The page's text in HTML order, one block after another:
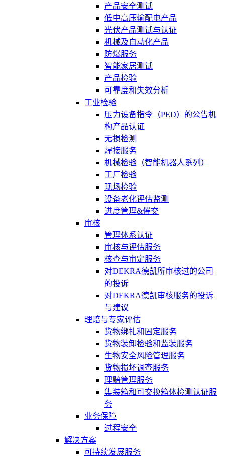
产品安全测试
低中高压输配电产品
光伏产品测试与认证
机械及自动化产品
防爆服务
智能家居测试
产品检验
可靠度和失效分析
工业检验
压力设备指令（PED）的公告机
构产品认证
无损检测
焊接服务
机械检验（智能机器人系列）
工厂检验
现场检验
设备老化评估监测
进度管理&催交
审核
管理体系认证
审核与评估服务
核查与审定服务
对DEKRA德凯所审核过的公司
的投诉
对DEKRA德凯审核服务的投诉
与建议
理赔与专家评估
货物绑扎和固定服务
货物装卸检验和监装服务
生物安全风险管理服务
货物损坏调查服务
理赔管理服务
集装箱和可交换箱体检测认证服
务
业务保障
过程安全
解决方案
可持续发展服务